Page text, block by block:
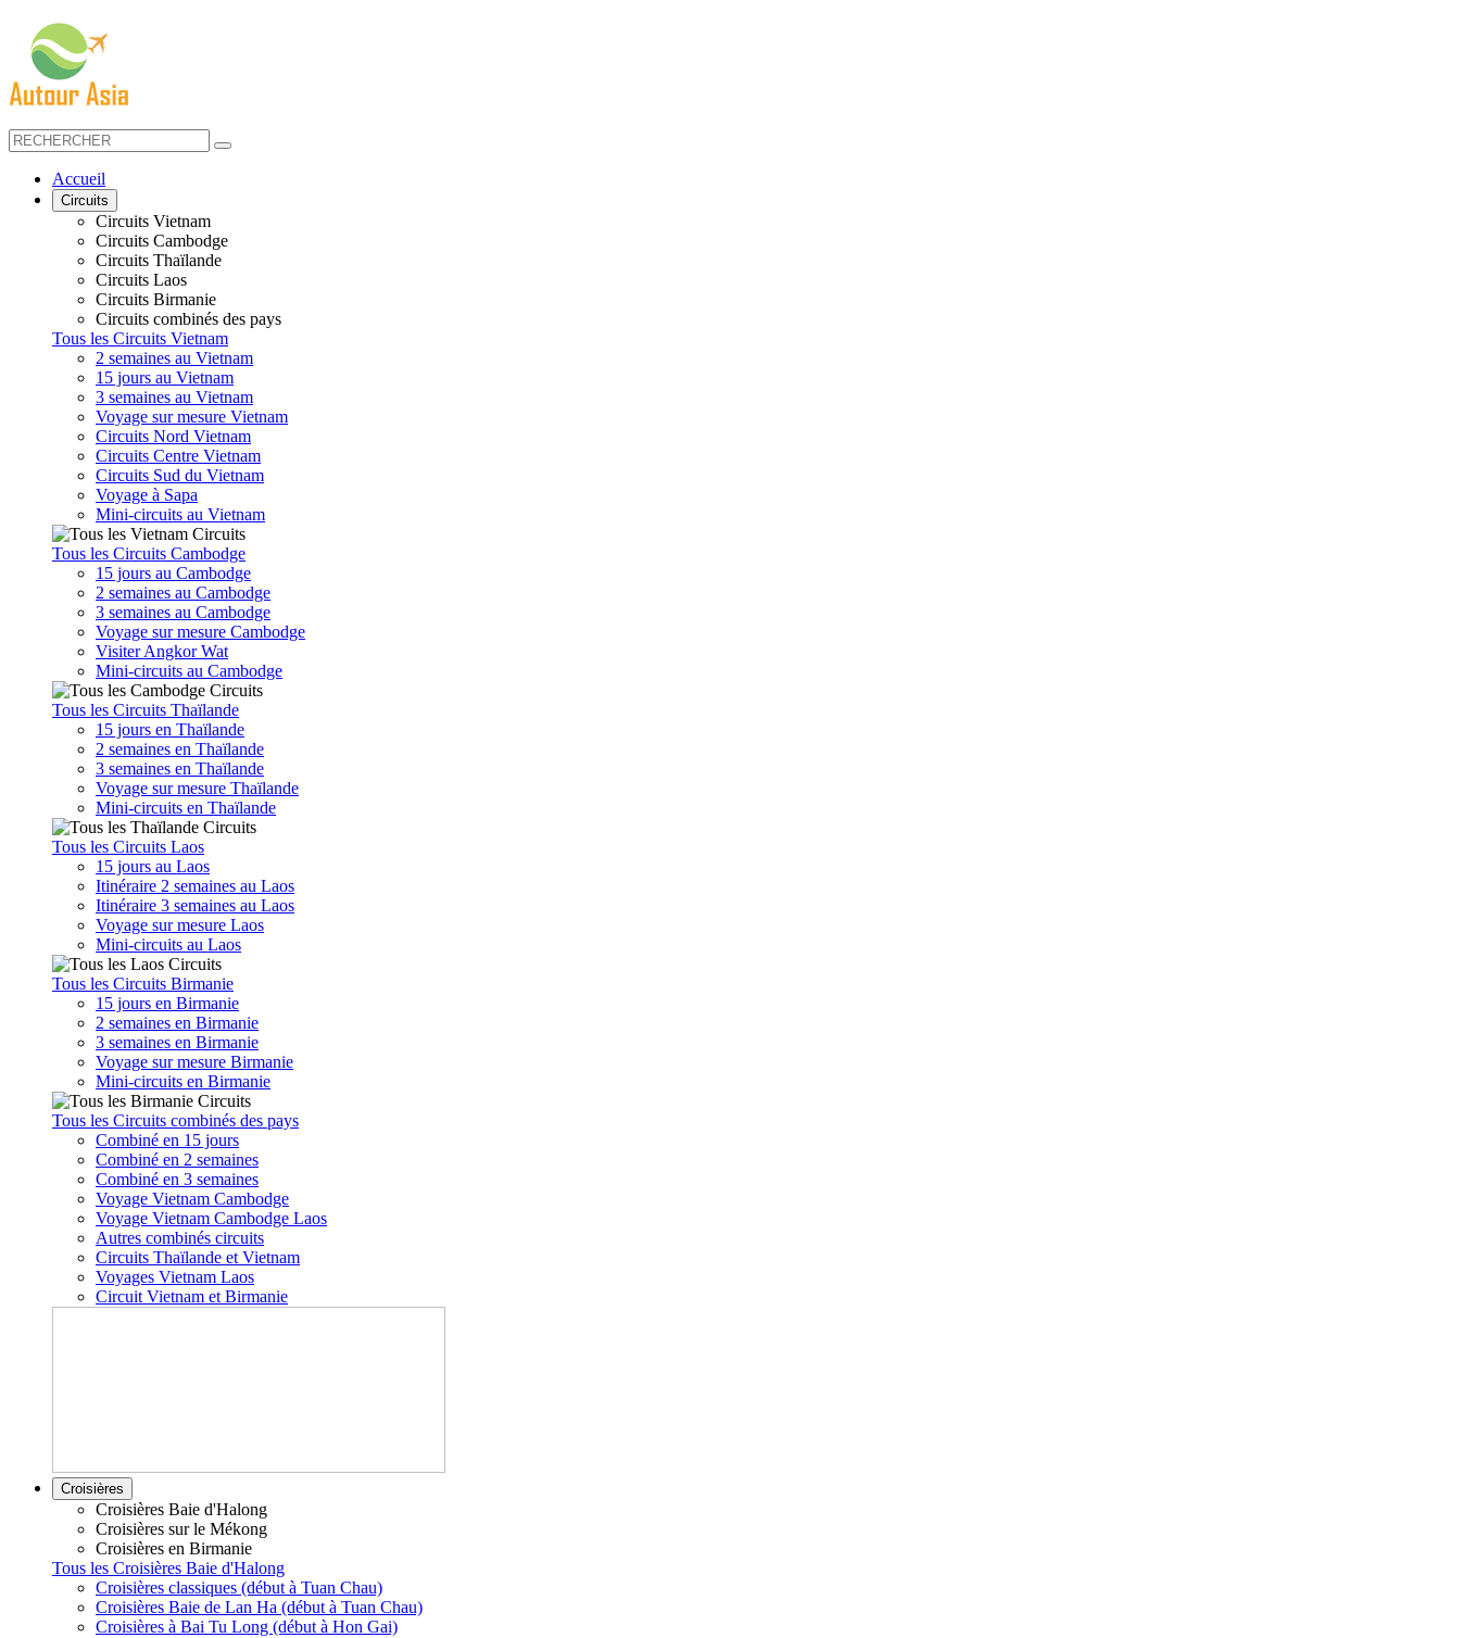
Accueil
Circuits
Circuits Vietnam
Circuits Cambodge
Circuits Thaïlande
Circuits Laos
Circuits Birmanie
Circuits combinés des pays
Tous les Circuits Vietnam
2 semaines au Vietnam
15 jours au Vietnam
3 semaines au Vietnam
Voyage sur mesure Vietnam
Circuits Nord Vietnam
Circuits Centre Vietnam
Circuits Sud du Vietnam
Voyage à Sapa
Mini-circuits au Vietnam
Tous les Circuits Cambodge
15 jours au Cambodge
2 semaines au Cambodge
3 semaines au Cambodge
Voyage sur mesure Cambodge
Visiter Angkor Wat
Mini-circuits au Cambodge
Tous les Circuits Thaïlande
15 jours en Thaïlande
2 semaines en Thaïlande
3 semaines en Thaïlande
Voyage sur mesure Thaïlande
Mini-circuits en Thaïlande
Tous les Circuits Laos
15 jours au Laos
Itinéraire 2 semaines au Laos
Itinéraire 3 semaines au Laos
Voyage sur mesure Laos
Mini-circuits au Laos
Tous les Circuits Birmanie
15 jours en Birmanie
2 semaines en Birmanie
3 semaines en Birmanie
Voyage sur mesure Birmanie
Mini-circuits en Birmanie
Tous les Circuits combinés des pays
Combiné en 15 jours
Combiné en 2 semaines
Combiné en 3 semaines
Voyage Vietnam Cambodge
Voyage Vietnam Cambodge Laos
Autres combinés circuits
Circuits Thaïlande et Vietnam
Voyages Vietnam Laos
Circuit Vietnam et Birmanie
Croisières
Croisières Baie d'Halong
Croisières sur le Mékong
Croisières en Birmanie
Tous les Croisières Baie d'Halong
Croisières classiques (début à Tuan Chau)
Croisières Baie de Lan Ha (début à Tuan Chau)
Croisières à Bai Tu Long (début à Hon Gai)